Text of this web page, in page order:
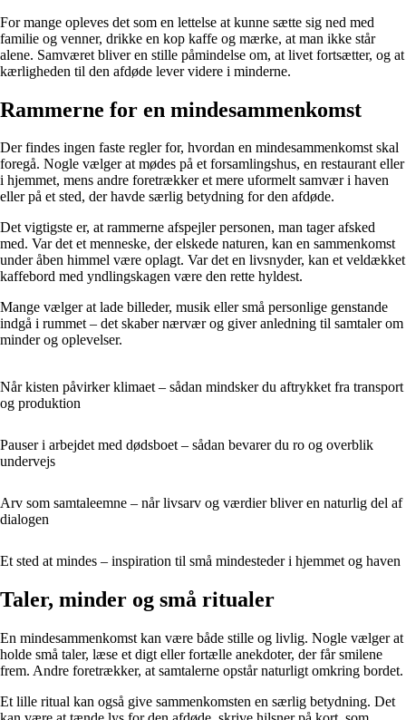
For mange opleves det som en lettelse at kunne sætte sig ned med
familie og venner, drikke en kop kaffe og mærke, at man ikke står
alene. Samværet bliver en stille påmindelse om, at livet fortsætter, og at
kærligheden til den afdøde lever videre i minderne.
Rammerne for en mindesammenkomst
Der findes ingen faste regler for, hvordan en mindesammenkomst skal
foregå. Nogle vælger at mødes på et forsamlingshus, en restaurant eller
i hjemmet, mens andre foretrækker et mere uformelt samvær i haven
eller på et sted, der havde særlig betydning for den afdøde.
Det vigtigste er, at rammerne afspejler personen, man tager afsked
med. Var det et menneske, der elskede naturen, kan en sammenkomst
under åben himmel være oplagt. Var det en livsnyder, kan et veldækket
kaffebord med yndlingskagen være den rette hyldest.
Mange vælger at lade billeder, musik eller små personlige genstande
indgå i rummet – det skaber nærvær og giver anledning til samtaler om
minder og oplevelser.
Når kisten påvirker klimaet – sådan mindsker du aftrykket fra transport
og produktion
Pauser i arbejdet med dødsboet – sådan bevarer du ro og overblik
undervejs
Arv som samtaleemne – når livsarv og værdier bliver en naturlig del af
dialogen
Et sted at mindes – inspiration til små mindesteder i hjemmet og haven
Taler, minder og små ritualer
En mindesammenkomst kan være både stille og livlig. Nogle vælger at
holde små taler, læse et digt eller fortælle anekdoter, der får smilene
frem. Andre foretrækker, at samtalerne opstår naturligt omkring bordet.
Et lille ritual kan også give sammenkomsten en særlig betydning. Det